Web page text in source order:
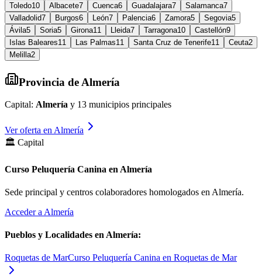
Toledo10 Albacete7 Cuenca6 Guadalajara7 Salamanca7
Valladolid7 Burgos6 León7 Palencia6 Zamora5 Segovia5
Ávila5 Soria5 Girona11 Lleida7 Tarragona10 Castellón9
Islas Baleares11 Las Palmas11 Santa Cruz de Tenerife11 Ceuta2
Melilla2
Provincia de Almería
Capital: Almería y 13 municipios principales
Ver oferta en Almería
🏛️ Capital
Curso Peluquería Canina en Almería
Sede principal y centros colaboradores homologados en Almería.
Acceder a Almería
Pueblos y Localidades en Almería:
Roquetas de MarCurso Peluquería Canina en Roquetas de Mar